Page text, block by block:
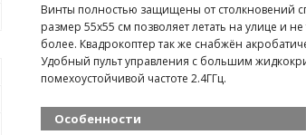
Винты полностью защищены от столкновений
размер 55х55 см позволяет летать на улице и
более. Квадрокоптер так же снабжён
Удобный пульт управления с большим
помехоустойчивой частоте 2.4ГГц.
Особенности